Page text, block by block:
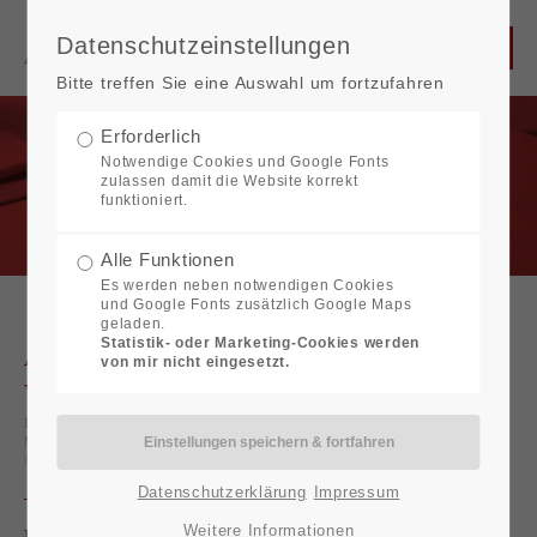
Aktuelles aus Steuern und
Wirtschaft
Bereitgestellt von
Magazin)
Datenschutzeinstellungen
Bitte treffen Sie eine Auswahl um fortzufahren
Erforderlich
Notwendige Cookies und Google Fonts
zulassen damit die Website korrekt
funktioniert.
Alle Funktionen
Es werden neben notwendigen Cookies
und Google Fonts zusätzlich Google Maps
geladen.
Statistik- oder Marketing-Cookies werden
von mir nicht eingesetzt.
Datenschutzerklärung Impressum
Weitere Informationen